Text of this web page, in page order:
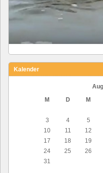
Kalender
M
D M
3
4 5
10
11 12
17
18 19
24
25 26
31